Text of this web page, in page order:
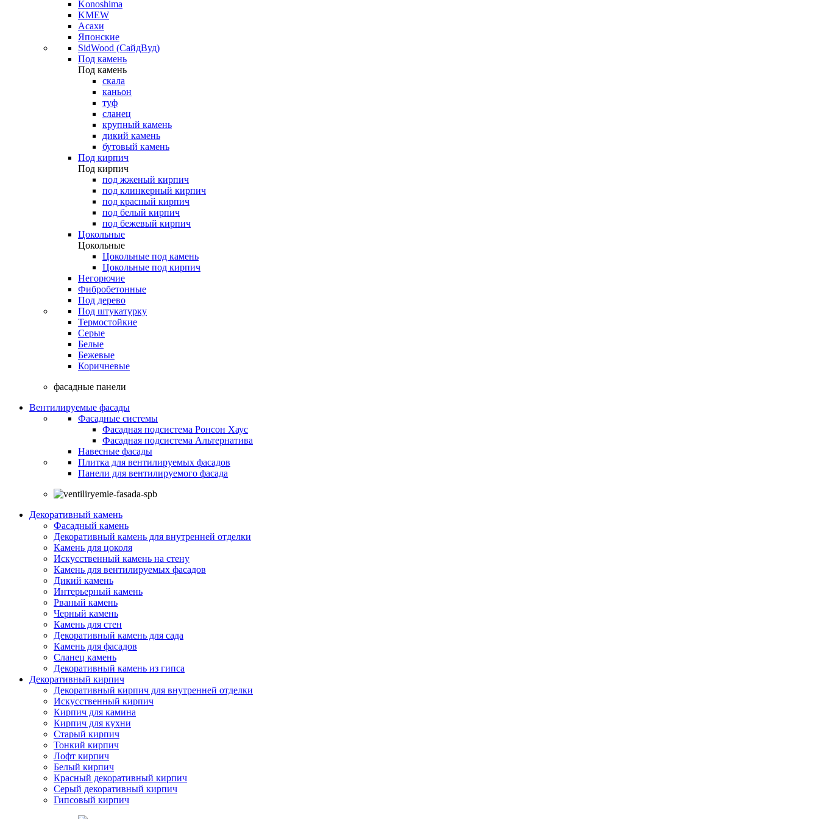
Konoshima
KMEW
Асахи
Японские
SidWood (СайдВуд)
Под камень
Под камень
скала
каньон
туф
сланец
крупный камень
дикий камень
бутовый камень
Под кирпич
Под кирпич
под жженый кирпич
под клинкерный кирпич
под красный кирпич
под белый кирпич
под бежевый кирпич
Цокольные
Цокольные
Цокольные под камень
Цокольные под кирпич
Негорючие
Фибробетонные
Под дерево
Под штукатурку
Термостойкие
Серые
Белые
Бежевые
Коричневые
фасадные панели
Вентилируемые фасады
Фасадные системы
Фасадная подсистема Ронсон Хаус
Фасадная подсистема Альтернатива
Навесные фасады
Плитка для вентилируемых фасадов
Панели для вентилируемого фасада
Декоративный камень
Фасадный камень
Декоративный камень для внутренней отделки
Камень для цоколя
Искусственный камень на стену
Камень для вентилируемых фасадов
Дикий камень
Интерьерный камень
Рваный камень
Черный камень
Камень для стен
Декоративный камень для сада
Камень для фасадов
Сланец камень
Декоративный камень из гипса
Декоративный кирпич
Декоративный кирпич для внутренней отделки
Искусственный кирпич
Кирпич для камина
Кирпич для кухни
Старый кирпич
Тонкий кирпич
Лофт кирпич
Белый кирпич
Красный декоративный кирпич
Серый декоративный кирпич
Гипсовый кирпич